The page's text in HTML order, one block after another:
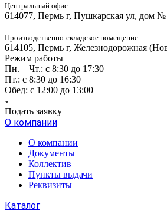
Центральный офис
614077, Пермь г, Пушкарская ул, дом №
Производственно-складское помещение
614105, Пермь г, Железнодорожная
Режим работы
Пн. – Чт.: с 8:30 до 17:30
Пт.: с 8:30 до 16:30
Обед: с 12:00 до 13:00
Подать заявку
О компании
О компании
Документы
Коллектив
Пункты выдачи
Реквизиты
Каталог